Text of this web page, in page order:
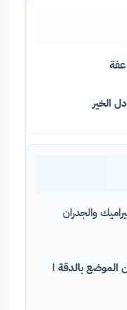
الخير
والجدران
بالدقة ا